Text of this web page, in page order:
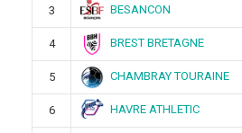
3 BESANCON
4 BREST BRETAGNE
5 CHAMBRAY TOURAINE
6 HAVRE ATHLETIC